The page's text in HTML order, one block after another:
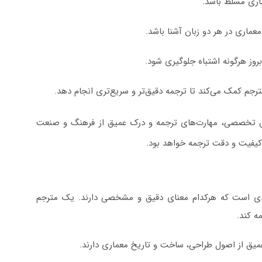
در هر دو زبان آشنا باشد.
هرگونه اشتباه جلوگیری شود.
کمک می‌کند تا ترجمه دقیق‌تر و سریع‌تری انجام دهد.
تخصصی، مهارت‌های ترجمه و درک عمیق از فرهنگ و صنعت
و دقت ترجمه خواهد بود.
است که هرکدام معنای دقیق و مشخصی دارند. یک مترجم
کند.
از اصول طراحی، ساخت و تاریخ معماری دارند.